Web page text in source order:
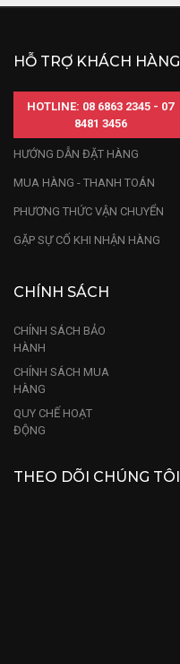
HỖ TRỢ KHÁCH HÀNG
HOTLINE: 08 6863 2345 - 07
8481 3456
HƯỚNG DẪN ĐẶT HÀNG
MUA HÀNG - THANH TOÁN
PHƯƠNG THỨC VẬN CHUYỂN
GẶP SỰ CỐ KHI NHẬN HÀNG
CHÍNH SÁCH
CHÍNH SÁCH BẢO
HÀNH
CHÍNH SÁCH MUA
HÀNG
QUY CHẾ HOẠT
ĐỘNG
THEO DÕI CHÚNG TÔI